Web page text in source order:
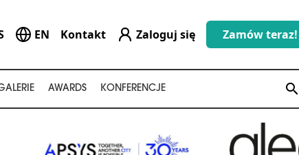
EN Kontakt Zaloguj się Zamów teraz!
AWARDS KONFERENCJE search